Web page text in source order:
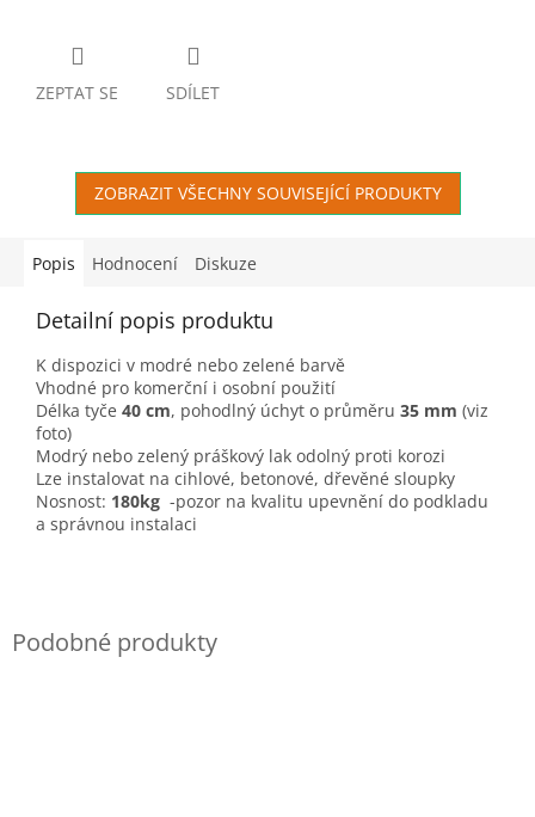
ZEPTAT SE SDÍLET
ZOBRAZIT VŠECHNY SOUVISEJÍCÍ PRODUKTY
Popis Hodnocení Diskuze
Detailní popis produktu
K dispozici v modré nebo zelené barvě
Vhodné pro komerční i osobní použití
Délka tyče 40 cm, pohodlný úchyt o průměru 35 mm (viz
foto)
Modrý nebo zelený práškový lak odolný proti korozi
Lze instalovat na cihlové, betonové, dřevěné sloupky
Nosnost: 180kg -pozor na kvalitu upevnění do podkladu
a správnou instalaci